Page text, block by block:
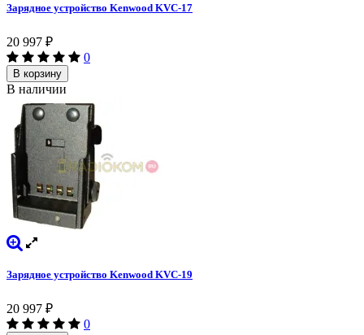
Зарядное устройство Kenwood KVC-17
20 997 ₽
0
В корзину
В наличии
Зарядное устройство Kenwood KVC-19
20 997 ₽
0